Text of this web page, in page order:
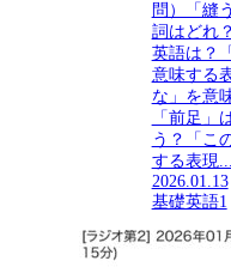
問）「縫
詞はどれ
英語は？
意味する
な」を意
「前足」
う？「こ
する表現...
2026.01.13
基礎英語1